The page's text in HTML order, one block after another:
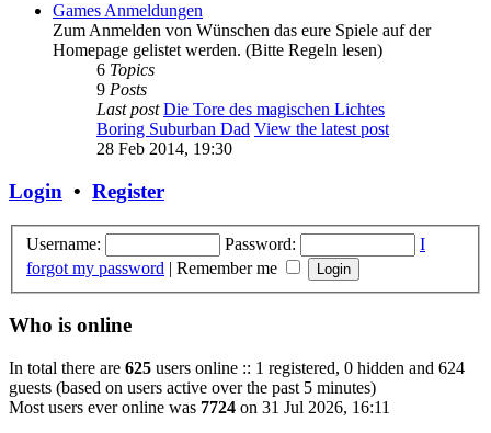
Games Anmeldungen
Zum Anmelden von Wünschen das eure Spiele auf der
Homepage gelistet werden. (Bitte Regeln lesen)
6 Topics
9 Posts
Last post Die Tore des magischen Lichtes
Boring Suburban Dad View the latest post
28 Feb 2014, 19:30
Login • Register
Username: Password:
I
forgot my password | Remember me
Who is online
In total there are 625 users online :: 1 registered, 0 hidden and 624
guests (based on users active over the past 5 minutes)
Most users ever online was 7724 on 31 Jul 2026, 16:11